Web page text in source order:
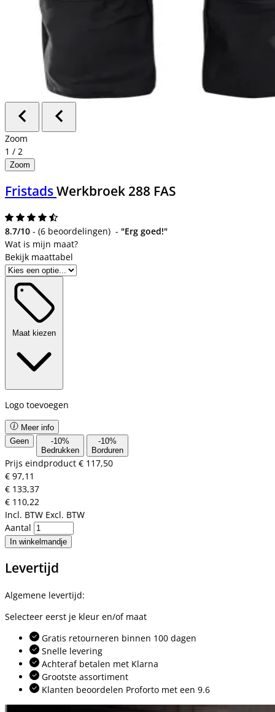
Zoom
1 / 2
Zoom
FristadsWerkbroek 288 FAS
8.7/10 - (6 beoordelingen) - "Erg goed!"
Bekijk maattabel
Maat kiezen
Logo toevoegen
Meer info
Geen
-10%
Bedrukken
-10%
Borduren
Prijs eindproduct € 117,50
€ 97,11
€ 133,37
€ 110,22
Incl. BTW Excl. BTW
Aantal
In winkelmandje
Levertijd
Algemene levertijd:
Selecteer eerst je kleur en/of maat
Gratis retourneren binnen 100 dagen
Snelle levering
Achteraf betalen met Klarna
Grootste assortiment
Klanten beoordelen Proforto met een 9.6